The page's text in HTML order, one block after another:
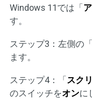
Windows 11では「
す。
ステップ3：左側の「
ます。
ステップ4：「 スク
のスイッチをオンに